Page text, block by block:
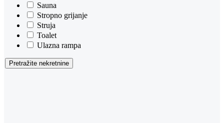
Sauna
Stropno grijanje
Struja
Toalet
Ulazna rampa
Pretražite nekretnine